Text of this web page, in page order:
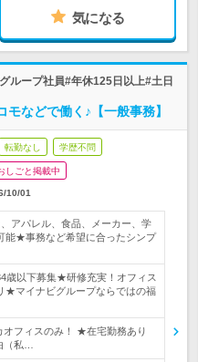
気になる
ループ社員#年休125日以上#土日
などで働く♪【一般事務】
転勤なし 学歴不問
しごと掲載中
10/01
アパレル、食品、メーカー、学
能★事務など希望に合ったシンプ
歳以下募集★研修充実！オフィス
★マイナビグループならではの福
フィスのみ！ ★在宅勤務あり
（私…